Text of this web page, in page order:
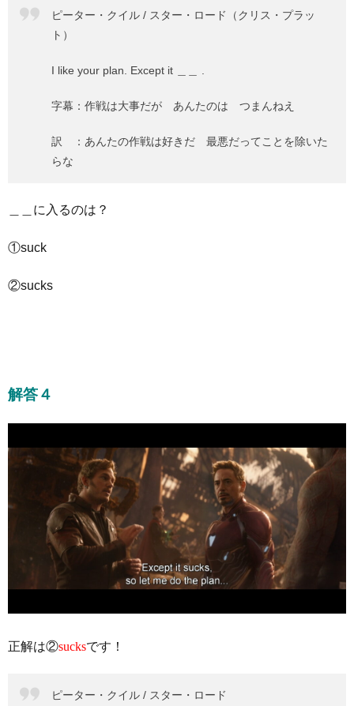
ピーター・クイル / スター・ロード（クリス・プラッ
ト）
I like your plan. Except it ＿＿ .
字幕：作戦は大事だが あんたのは つまんねえ
訳 ：あんたの作戦は好きだ 最悪だってことを除いた
らな
＿＿に入るのは？
①suck
②sucks
解答４
正解は②sucksです！
ピーター・クイル / スター・ロード